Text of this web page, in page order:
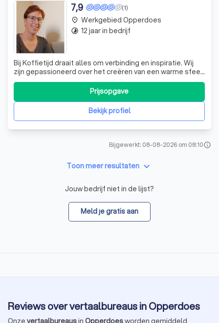
(1)
7,9
Bij Koffietijd draait alles om verbinding en inspiratie. Wij
zijn gepassioneerd over het creëren van een warme sfeer
waar mensen samenkomen om te genieten van de beste
koffie en heerlijke lekkernijen. Onze boodschap? Koffie is
meer dan een drankje; het is een moment van samenzijn
en genieten. Onze d
Bekijk profiel
Prijsopgave
place Werkgebied Opperdoes
timelapse 12 jaar in bedrijf
Bijgewerkt: 08-08-2026 om 08:10info
Toon meer resultaten keyboard_arrow_down
Jouw bedrijf niet in de lijst?
Meld je gratis aan
Reviews over vertaalbureaus in Opperdoes